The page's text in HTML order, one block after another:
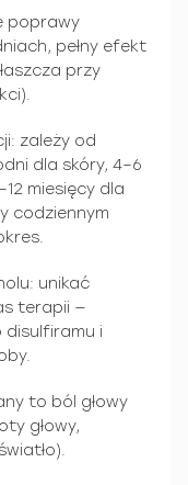
poprawy
pełny efekt
przy
zależy od
dla skóry, 4–6
miesięcy dla
codziennym
unikać
terapii —
disulfiramu i
to ból głowy
głowy,